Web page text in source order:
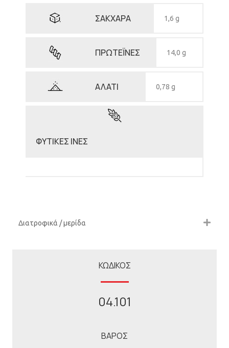
ΣΑΚΧΑΡΑ 1,6 g
ΠΡΩΤΕΪΝΕΣ 14,0 g
ΑΛΑΤΙ 0,78 g
ΦΥΤΙΚΕΣ ΙΝΕΣ
Διατροφικά / μερίδα
ΚΩΔΙΚΟΣ
04.101
ΒΑΡΟΣ